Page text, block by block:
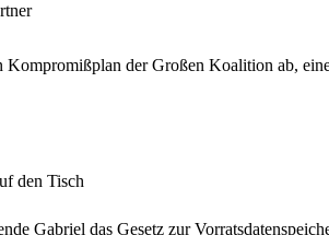
der Großen Koalition ab,
den Tisch
Gabriel das Gesetz zur